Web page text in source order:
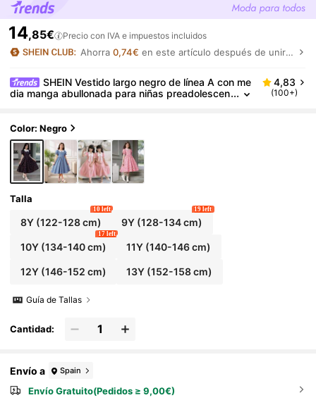
14,85€ Precio con IVA e impuestos incluidos
Ahorra 0,74€ en este artículo después de unirte.
SHEIN Vestido largo negro de línea A con me
dia manga abullonada para niñas preadolescen
4,83
(100+)
Color: Negro
Talla
8Y(122-128 cm)
10 left
9Y (128-134 cm)
19 left
10Y(134-140 cm)
17 left
11Y (140-146 cm)
12Y(146-152 cm) 13Y (152-158 cm)
Guía de Tallas
Cantidad:
Envío a Spain
Envío Gratuito(Pedidos ≥ 9,00€)